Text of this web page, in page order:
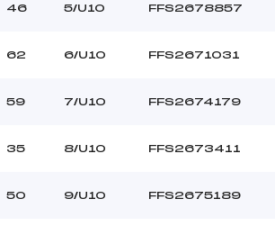
COUVERT
255.0000
46 5/U10 FFS2678857
62 6/U10 FFS2671031
59 7/U10 FFS2674179
35 8/U10 FFS2673411
50 9/U10 FFS2675189